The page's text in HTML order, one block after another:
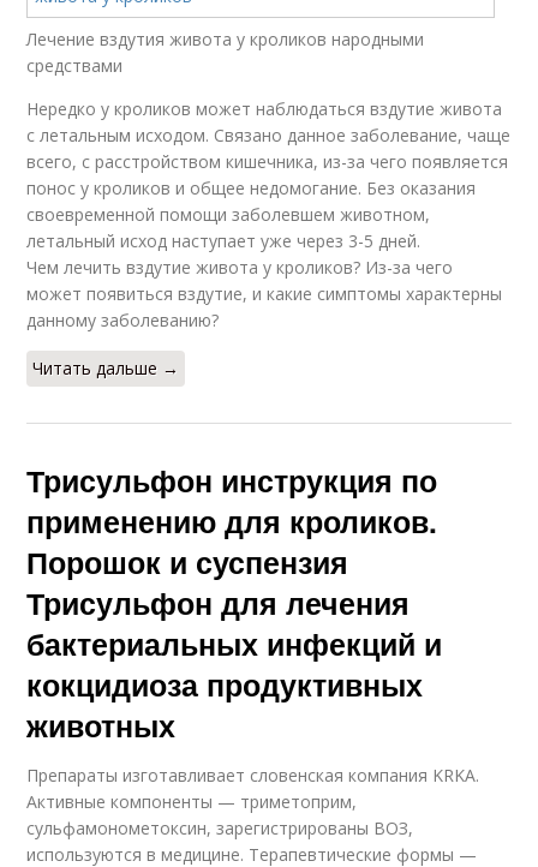
Лечение вздутия живота у кроликов народными
средствами
Нередко у кроликов может наблюдаться вздутие живота
с летальным исходом. Связано данное заболевание, чаще
всего, с расстройством кишечника, из-за чего появляется
понос у кроликов и общее недомогание. Без оказания
своевременной помощи заболевшем животном,
летальный исход наступает уже через 3-5 дней.
Чем лечить вздутие живота у кроликов? Из-за чего
может появиться вздутие, и какие симптомы характерны
данному заболеванию?
Читать дальше →
Трисульфон инструкция по
применению для кроликов.
Порошок и суспензия
Трисульфон для лечения
бактериальных инфекций и
кокцидиоза продуктивных
животных
Препараты изготавливает словенская компания KRKA.
Активные компоненты — триметоприм,
сульфамонометоксин, зарегистрированы ВОЗ,
используются в медицине. Терапевтические формы —